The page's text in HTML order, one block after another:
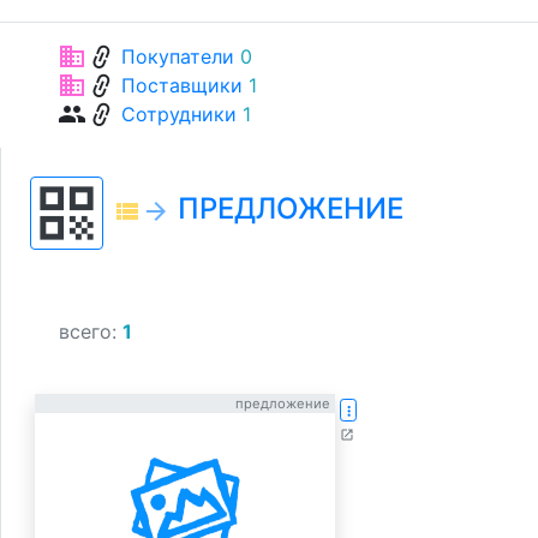
businesslink Покупатели 0
businesslink Поставщики 1
grouplink Сотрудники 1
qr_code view_list arrow_forward ПРЕДЛОЖЕНИЕ
всего: 1
предложение more_vert
open_in_new